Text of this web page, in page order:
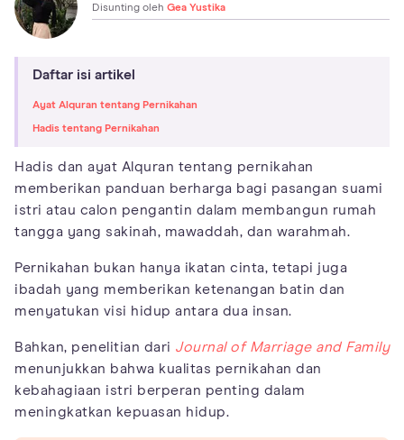
Disunting oleh Gea Yustika
Daftar isi artikel
Ayat Alquran tentang Pernikahan
Hadis tentang Pernikahan
Hadis dan ayat Alquran tentang pernikahan
memberikan panduan berharga bagi pasangan suami
istri atau calon pengantin dalam membangun rumah
tangga yang sakinah, mawaddah, dan warahmah.
Pernikahan bukan hanya ikatan cinta, tetapi juga
ibadah yang memberikan ketenangan batin dan
menyatukan visi hidup antara dua insan.
Bahkan, penelitian dari Journal of Marriage and Family
menunjukkan bahwa kualitas pernikahan dan
kebahagiaan istri berperan penting dalam
meningkatkan kepuasan hidup.